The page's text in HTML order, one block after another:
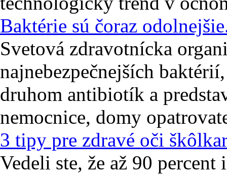
Baktérie sú čoraz
Svetová zdravotnícka
najnebezpečnejších
druhom antibiotík a
nemocnice, domy
3 tipy pre zdravé oči
Vedeli ste, že až 90